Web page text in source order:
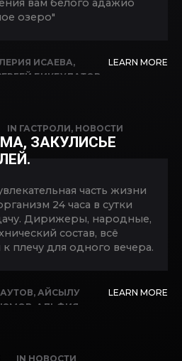
вам белого адажио
озеро"
ИСАЕВА,
БИКБУЛАТОВ
LEARN MORE
IN ГАСТРОЛИ, НОВОСТИ
ЗАКУЛИСЬЕ
часть жизни
24 часа в сутки
Дирижеры, народные,
состав, всё
к плечу для одного вечера.
, АЙСЫЛУ
АЛЬФИЯ
LEARN MORE
IN НОВОСТИ